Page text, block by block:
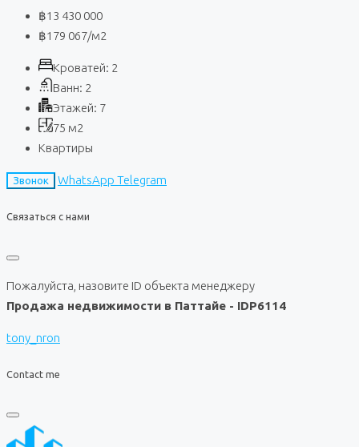
฿13 430 000
฿179 067/м2
Кроватей: 2
Ванн: 2
Этажей: 7
75 м2
Квартиры
Звонок WhatsApp Telegram
Связаться с нами
Пожалуйста, назовите ID объекта менеджеру
Продажа недвижимости в Паттайе - IDP6114
tony_nron
Contact me